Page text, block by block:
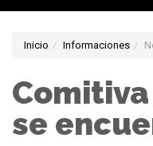
Inicio Informaciones
se